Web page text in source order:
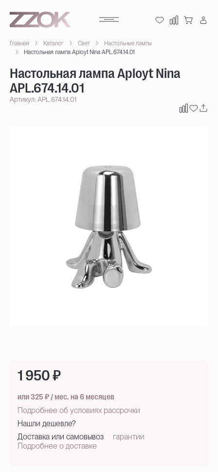
Главная Каталог Свет
Настольные лампы
Настольная лампа Aployt Nina APL.674.14.01
Настольная лампа Aployt Nina
APL.674.14.01
Артикул: APL.674.14.01
1 950 ₽
или 325 ₽ / мес. на 6 месяцев
Подробнее об условиях рассрочки
Нашли дешевле?
Доставка или самовывоз
Подробнее о доставке
гарантии